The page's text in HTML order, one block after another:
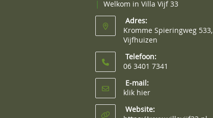
| Welkom in Villa Vijf 33
Adres:
Kromme Spieringweg 533,
Vijfhuizen
Telefoon:
06 3401 7341
E-mail:
klik hier
Website: